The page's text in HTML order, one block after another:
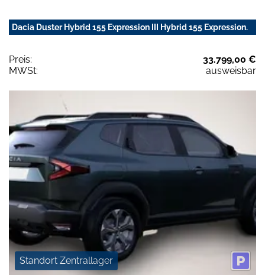
Dacia Duster Hybrid 155 Expression III Hybrid 155 Expression.
Preis:
33.799,00 €
MWSt:
ausweisbar
Standort Zentrallager